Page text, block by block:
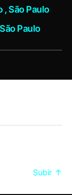
, São Paulo
Paulo
Subir ↑